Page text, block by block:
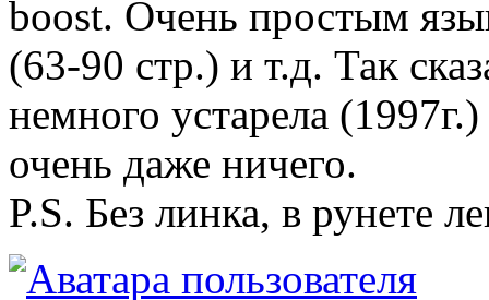
boost. Очень простым
(63-90 стр.) и т.д. Так
немного устарела
очень даже ничего.
P.S. Без линка, в рунете